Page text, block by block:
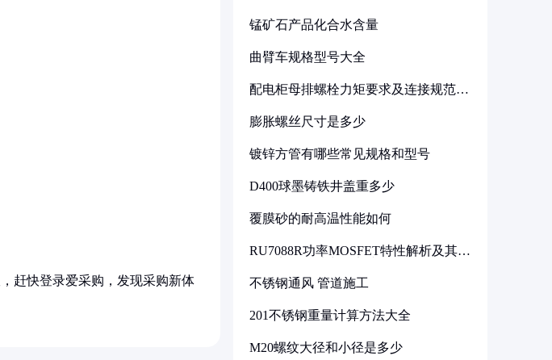
赶快登录爱采购，发现采购新体
锰矿石产品化合水含量
曲臂车规格型号大全
配电柜母排螺栓力矩要求及连接规范详
膨胀螺丝尺寸是多少
镀锌方管有哪些常见规格和型号
D400球墨铸铁井盖重多少
覆膜砂的耐高温性能如何
RU7088R功率MOSFET特性解析及其在
不锈钢通风 管道施工
201不锈钢重量计算方法大全
M20螺纹大径和小径是多少